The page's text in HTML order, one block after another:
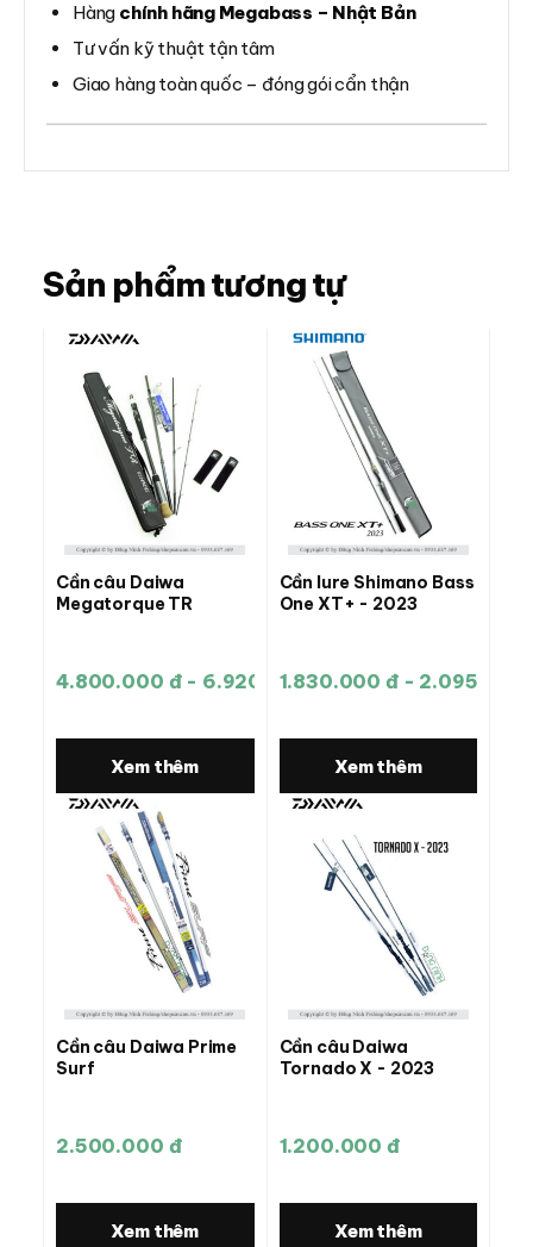
Hàng chính hãng Megabass – Nhật Bản
Tư vấn kỹ thuật tận tâm
Giao hàng toàn quốc – đóng gói cẩn thận
Sản phẩm tương tự
Cần câu Daiwa
Megatorque TR
4.800.000 đ - 6.920.000 đ
Xem thêm
Cần lure Shimano Bass
One XT+ - 2023
1.830.000 đ - 2.095.000
Xem thêm
Cần câu Daiwa Prime
Surf
2.500.000 đ
Xem thêm
Cần câu Daiwa
Tornado X - 2023
1.200.000 đ
Xem thêm